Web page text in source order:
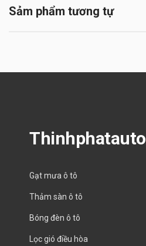
Sảm phẩm tương tự
Thinhphatauto
Gạt mưa ô tô
Thảm sàn ô tô
Bóng đèn ô tô
Lọc gió điều hòa